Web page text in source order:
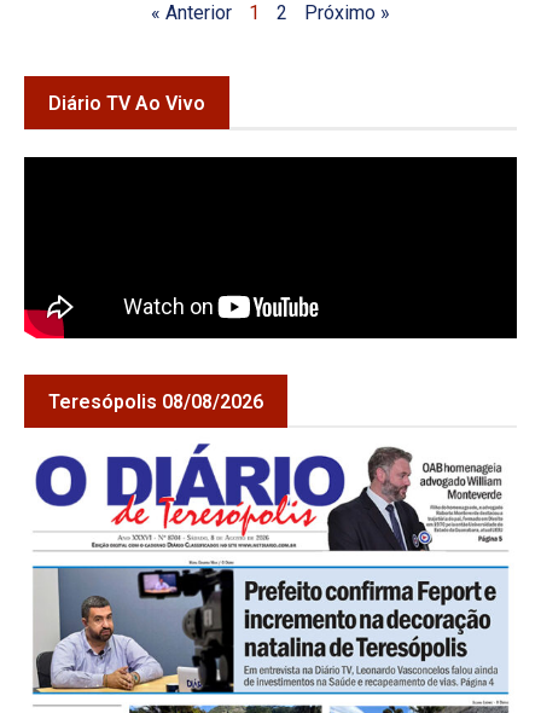
« Anterior 1 2 Próximo »
Diário TV Ao Vivo
Teresópolis 08/08/2026